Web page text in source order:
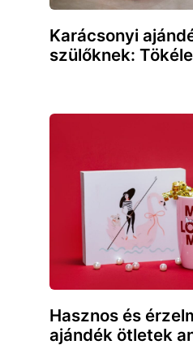
Karácsonyi
szülőknek:
Hasznos és
ajándék ötletek